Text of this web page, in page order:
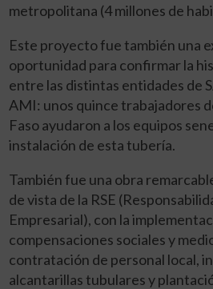
metropolitana (4 millones de
Este proyecto fue también una
oportunidad para confirmar la
entre las distintas entidades de
AMI: unos quince trabajadores
Faso ayudaron a los equipos
instalación de esta tubería.
También fue una obra
de vista de la RSE
Empresarial), con la
compensaciones sociales y
contratación de personal local,
alcantarillas tubulares y